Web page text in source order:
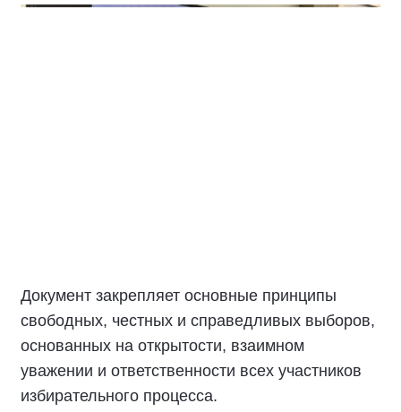
Документ закрепляет основные принципы
свободных, честных и справедливых выборов,
основанных на открытости, взаимном
уважении и ответственности всех участников
избирательного процесса.